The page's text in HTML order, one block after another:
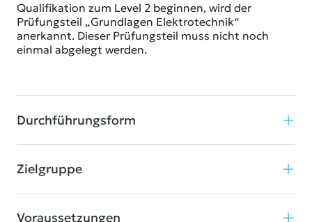
Qualifikation zum Level 2 beginnen, wird der
Prüfungsteil „Grundlagen Elektrotechnik“
anerkannt. Dieser Prüfungsteil muss nicht noch
einmal abgelegt werden.
Durchführungsform
Zielgruppe
Voraussetzungen